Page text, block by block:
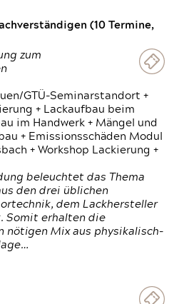
(10 Termine,
zum
GTÜ-Seminarstandort +
+ Lackaufbau beim
im Handwerk + Mängel und
+ Emissionsschäden Modul
+ Workshop Lackierung +
beleuchtet das Thema
den drei üblichen
dem Lackhersteller
Somit erhalten die
nötigen Mix aus physikalisch-